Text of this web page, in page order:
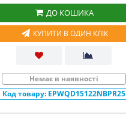
ДО КОШИКА
КУПИТИ В ОДИН КЛІК
Немає в наявності
Код товару: EPWQD15122NBPR25